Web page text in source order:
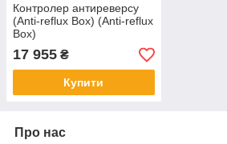
Контролер антиреверсу
(Anti-reflux Box) (Anti-reflux
Box)
17 955 ₴
Купити
Про нас